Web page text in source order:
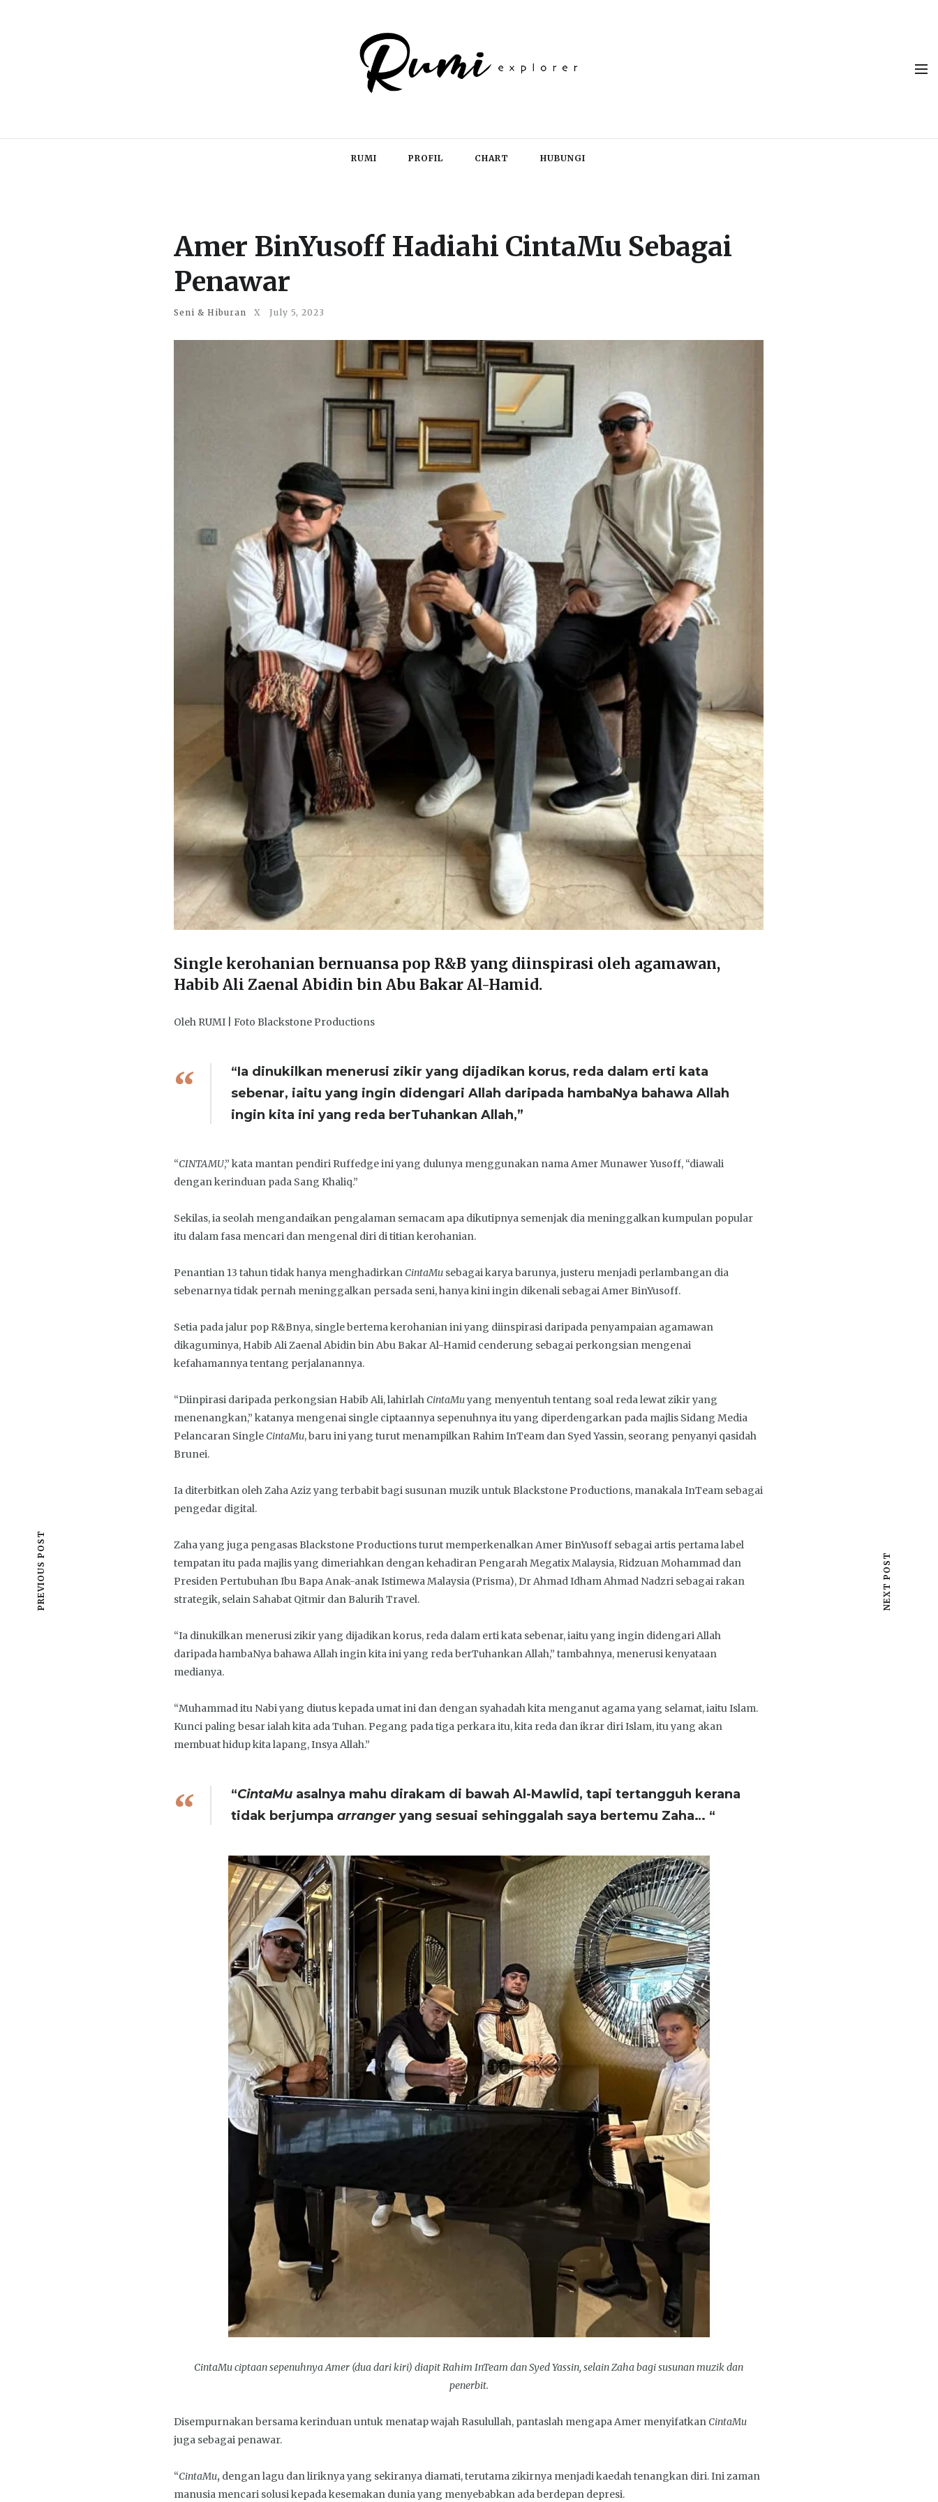
RUMI PROFIL CHART HUBUNGI
Amer BinYusoff Hadiahi CintaMu Sebagai
Penawar
Seni & Hiburan X July 5, 2023
Single kerohanian bernuansa pop R&B yang diinspirasi oleh agamawan,
Habib Ali Zaenal Abidin bin Abu Bakar Al-Hamid.
Oleh RUMI | Foto Blackstone Productions
“Ia dinukilkan menerusi zikir yang dijadikan korus, reda dalam erti kata
sebenar, iaitu yang ingin didengari Allah daripada hambaNya bahawa Allah
ingin kita ini yang reda berTuhankan Allah,”
“CINTAMU,” kata mantan pendiri Ruffedge ini yang dulunya menggunakan nama Amer Munawer Yusoff, “diawali
dengan kerinduan pada Sang Khaliq.”
Sekilas, ia seolah mengandaikan pengalaman semacam apa dikutipnya semenjak dia meninggalkan kumpulan popular
itu dalam fasa mencari dan mengenal diri di titian kerohanian.
Penantian 13 tahun tidak hanya menghadirkanCintaMu sebagai karya barunya, justeru menjadi perlambangan dia
sebenarnya tidak pernah meninggalkan persada seni, hanya kini ingin dikenali sebagai Amer BinYusoff.
Setia pada jalur pop R&Bnya, single bertema kerohanian ini yang diinspirasi daripada penyampaian agamawan
dikaguminya, Habib Ali Zaenal Abidin bin Abu Bakar Al-Hamid cenderung sebagai perkongsian mengenai
kefahamannya tentang perjalanannya.
“Diinpirasi daripada perkongsian Habib Ali, lahirlahCintaMuyang menyentuh tentang soal reda lewat zikir yang
menenangkan,” katanya mengenai single ciptaannya sepenuhnya itu yang diperdengarkan pada majlis Sidang Media
Pelancaran SingleCintaMu, baru ini yang turut menampilkan Rahim InTeam dan Syed Yassin, seorang penyanyi qasidah
Brunei.
Ia diterbitkan oleh Zaha Aziz yang terbabit bagi susunan muzik untuk Blackstone Productions, manakala InTeam sebagai
pengedar digital.
Zaha yang juga pengasas Blackstone Productions turut memperkenalkan Amer BinYusoff sebagai artis pertama label
tempatan itu pada majlis yang dimeriahkan dengan kehadiran Pengarah Megatix Malaysia, Ridzuan Mohammad dan
Presiden Pertubuhan Ibu Bapa Anak-anak Istimewa Malaysia (Prisma), Dr Ahmad Idham Ahmad Nadzri sebagai rakan
strategik, selain Sahabat Qitmir dan Balurih Travel.
“Ia dinukilkan menerusi zikir yang dijadikan korus, reda dalam erti kata sebenar, iaitu yang ingin didengari Allah
daripada hambaNya bahawa Allah ingin kita ini yang reda berTuhankan Allah,” tambahnya, menerusi kenyataan
medianya.
“Muhammad itu Nabi yang diutus kepada umat ini dan dengan syahadah kita menganut agama yang selamat, iaitu Islam.
Kunci paling besar ialah kita ada Tuhan. Pegang pada tiga perkara itu, kita reda dan ikrar diri Islam, itu yang akan
membuat hidup kita lapang, Insya Allah.”
“CintaMu asalnya mahu dirakam di bawah Al-Mawlid, tapi tertangguh kerana
tidak berjumpa arrangeryang sesuai sehinggalah saya bertemu Zaha… “
CintaMu ciptaan sepenuhnya Amer (dua dari kiri) diapit Rahim InTeam dan Syed Yassin, selain Zaha bagi susunan muzik dan
penerbit.
Disempurnakan bersama kerinduan untuk menatap wajah Rasulullah, pantaslah mengapa Amer menyifatkanCintaMu
juga sebagai penawar.
“CintaMu, dengan lagu dan liriknya yang sekiranya diamati, terutama zikirnya menjadi kaedah tenangkan diri. Ini zaman
manusia mencari solusi kepada kesemakan dunia yang menyebabkan ada berdepan depresi.
PREVIOUS POST NEXT POST